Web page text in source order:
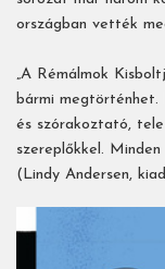
országban vették
„A Rémálmok
bármi
és szórakoztató,
szereplőkkel.
(Lindy Andersen,